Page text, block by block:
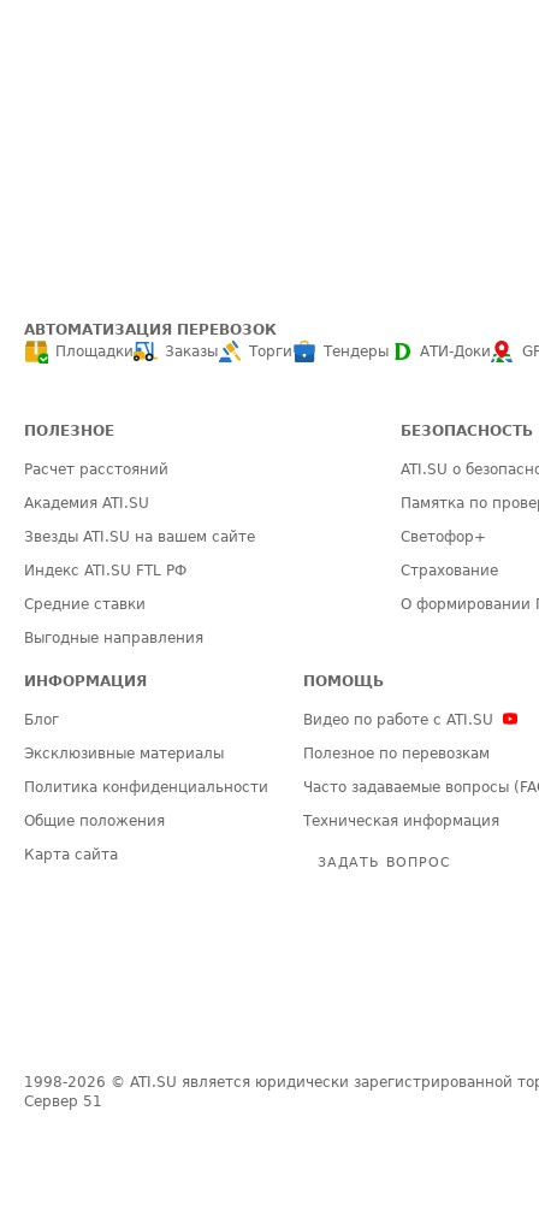
АВТОМАТИЗАЦИЯ ПЕРЕВОЗОК
Площадки
Заказы Торги Тендеры АТИ-Доки
ПОЛЕЗНОЕ
Расчет расстояний
Академия ATI.SU
Звезды ATI.SU на вашем сайте
Индекс ATI.SU FTL РФ
Средние ставки
Выгодные направления
БЕЗОПАСНОСТЬ
ATI.SU о
Памятка по
Светофор+
Страхование
О формировании
ИНФОРМАЦИЯ
Блог
Эксклюзивные материалы
Политика конфиденциальности
Общие положения
Карта сайта
ПОМОЩЬ
Видео по работе с ATI.SU
Полезное по перевозкам
Часто задаваемые вопросы
Техническая информация
ЗАДАТЬ ВОПРОС
1998-2026 © ATI.SU является юридически зарегистрированной
Сервер 51